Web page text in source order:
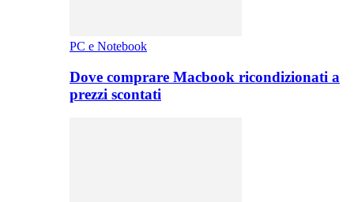
PC e Notebook
Dove comprare Macbook ricondizionati a
prezzi scontati